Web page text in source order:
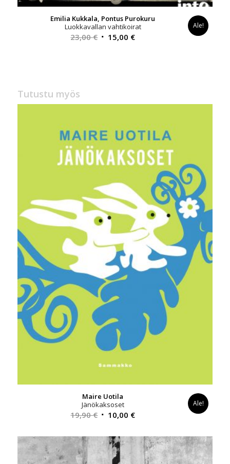
Emilia Kukkala, Pontus Purokuru
Luokkavallan vahtikoirat
23,00€ Alkuperäinen
15,00 €Nykyinen
Ale!
Tutustu myös
Maire Uotila
Jänökaksoset
19,90€ Alkuperäinen
oli:
19,90 €.
10,00 €Nykyinen
on:
10,00 €.
Ale!